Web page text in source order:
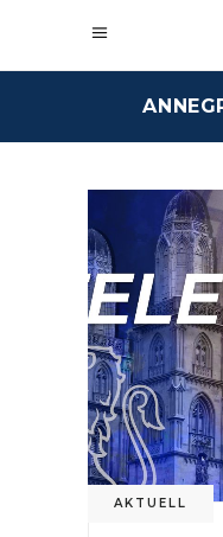
AKTUELL